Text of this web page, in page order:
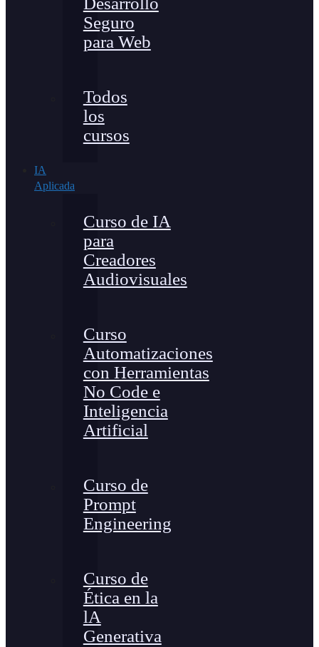
Seguro
para Web
Todos
los
cursos
IA
Aplicada
Curso de IA
para
Creadores
Audiovisuales
Curso
Automatizaciones
con Herramientas
No Code e
Inteligencia
Artificial
Curso de
Prompt
Engineering
Curso de
Ética en la
lA
Generativa